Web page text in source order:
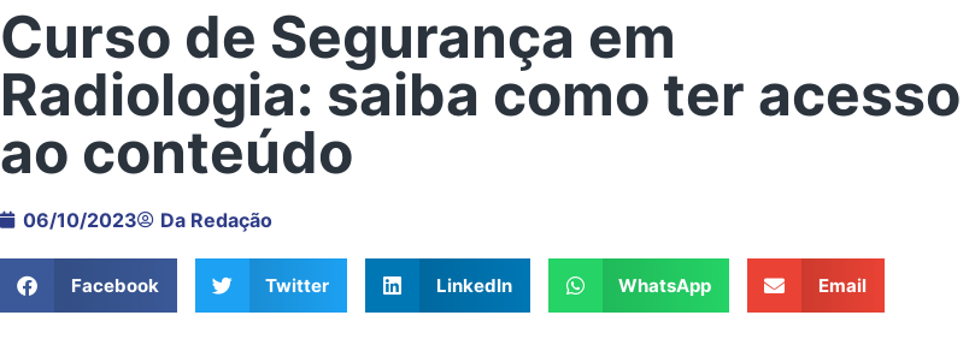
Curso de Segurança em
Radiologia: saiba como ter acesso
ao conteúdo
06/10/2023 Da Redação
Facebook Twitter LinkedIn WhatsApp Email